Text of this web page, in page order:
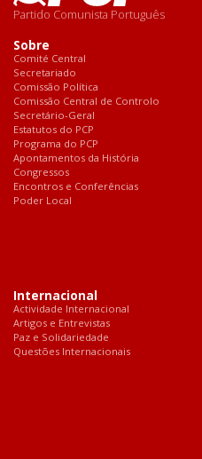
Partido Comunista Português
Sobre
Comité Central
Secretariado
Comissão Política
Comissão Central de Controlo
Secretário-Geral
Estatutos do PCP
Programa do PCP
Apontamentos da História
Congressos
Encontros e Conferências
Poder Local
Internacional
Actividade Internacional
Artigos e Entrevistas
Paz e Solidariedade
Questões Internacionais